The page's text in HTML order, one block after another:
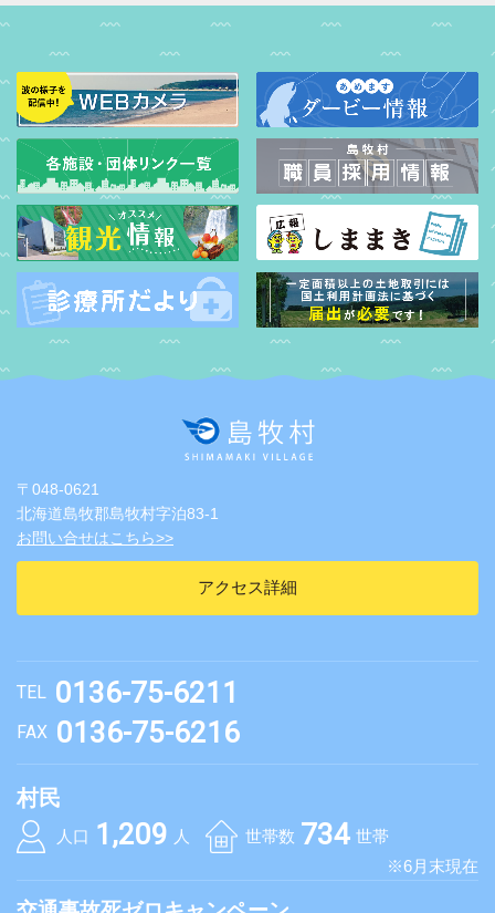
〒048-0621
北海道島牧郡島牧村字泊83-1
お問い合せはこちら>>
アクセス詳細
TEL 0136-75-6211
FAX 0136-75-6216
村民
人口 1,209 人 世帯数 734 世帯
※6月末現在